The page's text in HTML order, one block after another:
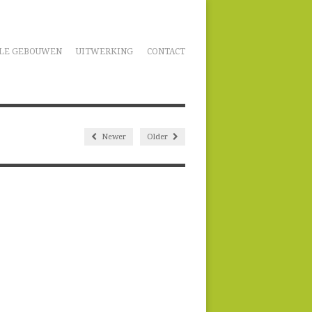
GEBOUWEN UITWERKING CONTACT
Newer Older